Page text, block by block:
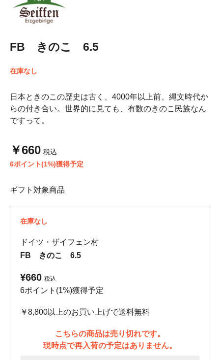
FB きのこ 6.5
在庫なし
日本ときのこの歴史は古く、4000年以上前、縄文時代か
らの付き合い。世界的に見ても、有数のきのこ民族なん
ですって。
￥660 税込
6ポイント(1%)獲得予定
ギフト対象商品
在庫なし
ドイツ・ザイフェン村
FB きのこ 6.5
¥660 税込
6ポイント(1%)獲得予定
￥8,800以上のお買い上げで送料無料
こちらの商品は売り切れです。
現時点で再入荷の予定はありません。